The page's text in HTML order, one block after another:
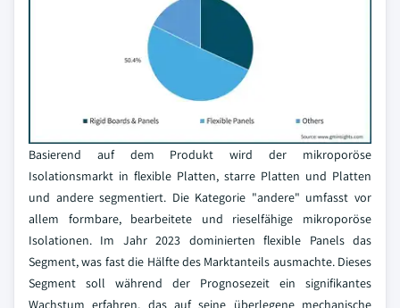
Basierend auf dem Produkt wird der mikroporöse
Isolationsmarkt in flexible Platten, starre Platten und Platten
und andere segmentiert. Die Kategorie "andere" umfasst vor
allem formbare, bearbeitete und rieselfähige mikroporöse
Isolationen. Im Jahr 2023 dominierten flexible Panels das
Segment, was fast die Hälfte des Marktanteils ausmachte. Dieses
Segment soll während der Prognosezeit ein signifikantes
Wachstum erfahren, das auf seine überlegene mechanische